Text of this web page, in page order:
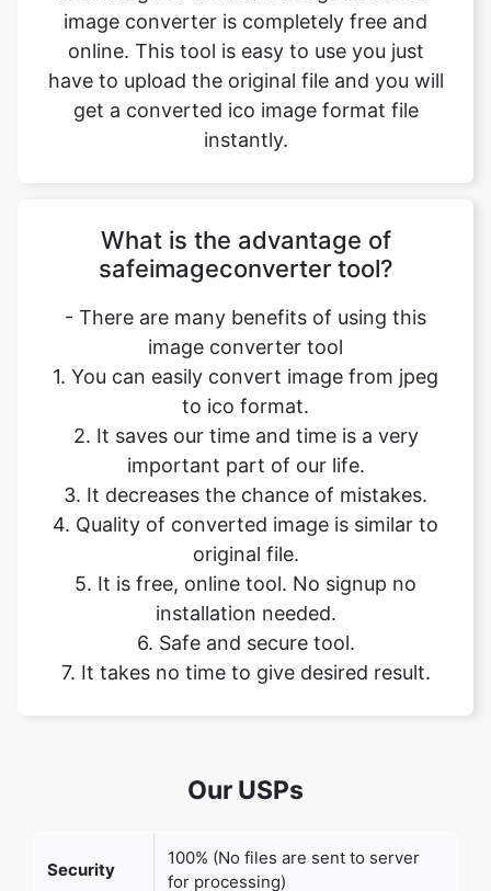
get a converted ico image format file
instantly.
What is the advantage of
image converter tool
1. You can easily convert image from jpeg
to ico format.
2. It saves our time and time is a very
important part of our life.
3. It decreases the chance of mistakes.
4. Quality of converted image is similar to
original file.
5. It is free, online tool. No signup no
installation needed.
6. Safe and secure tool.
7. It takes no time to give desired result.
for processing)
limits
None (No limit on size of files)